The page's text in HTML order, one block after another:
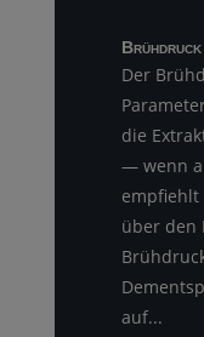
Brühdruck
Der
die
— wenn
empfiehlt
über den
auf...